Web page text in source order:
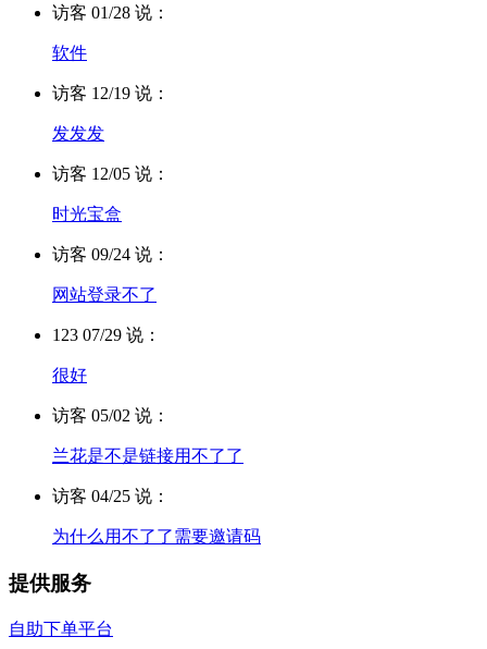
访客 01/28 说：
软件
访客 12/19 说：
发发发
访客 12/05 说：
时光宝盒
访客 09/24 说：
网站登录不了
123 07/29 说：
很好
访客 05/02 说：
兰花是不是链接用不了了
访客 04/25 说：
为什么用不了了需要邀请码
提供服务
自助下单平台